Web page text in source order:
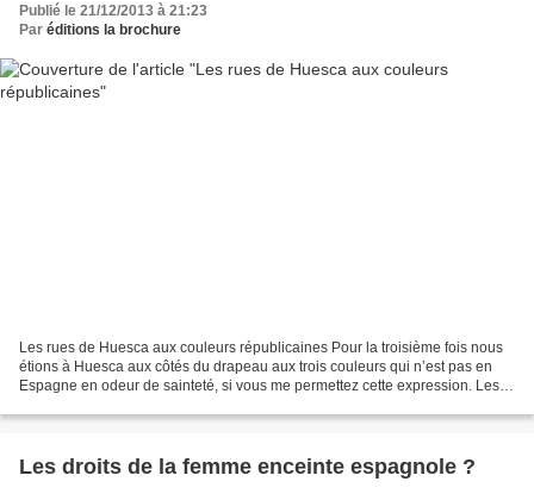
Publié le 21/12/2013 à 21:23
Par éditions la brochure
Les rues de Huesca aux couleurs républicaines Pour la troisième fois nous
étions à Huesca aux côtés du drapeau aux trois couleurs qui n’est pas en
Espagne en odeur de sainteté, si vous me permettez cette expression. Les
Les droits de la femme enceinte espagnole ?